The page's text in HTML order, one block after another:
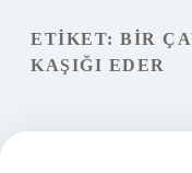
Hakkımızda
ETIKET: BIR
KAŞIĞI EDER